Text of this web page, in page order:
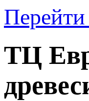
Перейти
ТЦ